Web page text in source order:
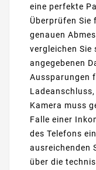
eine perfekte
Überprüfen Sie
genauen
vergleichen Sie
angegebenen
Aussparungen
Kamera muss
Falle einer
des Telefons
ausreichenden
über die